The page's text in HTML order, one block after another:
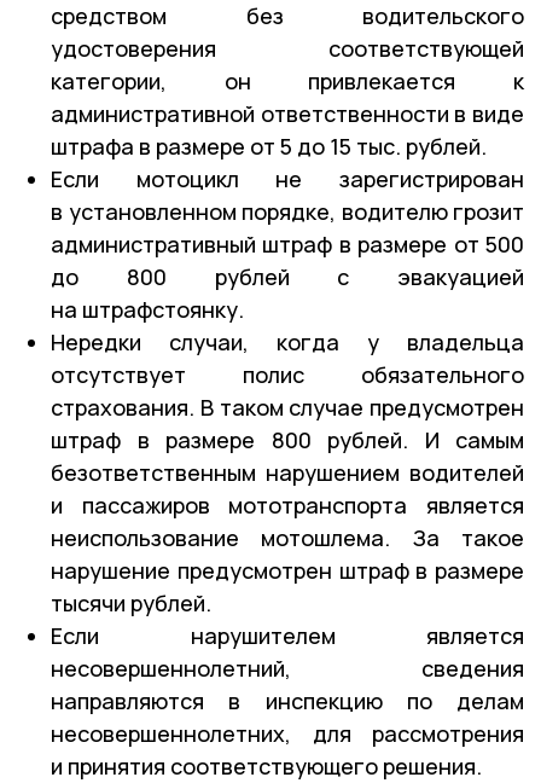
средством без водительского
удостоверения соответствующей
категории, он привлекается к
административной ответственности в виде
штрафа в размере от 5 до 15 тыс. рублей.
Если мотоцикл не зарегистрирован
в установленном порядке, водителю грозит
административный штраф в размере от 500
до 800 рублей с эвакуацией
на штрафстоянку.
Нередки случаи, когда у владельца
отсутствует полис обязательного
страхования. В таком случае предусмотрен
штраф в размере 800 рублей. И самым
безответственным нарушением водителей
и пассажиров мототранспорта является
неиспользование мотошлема. За такое
нарушение предусмотрен штраф в размере
тысячи рублей.
Если нарушителем является
несовершеннолетний, сведения
направляются в инспекцию по делам
несовершеннолетних, для рассмотрения
и принятия соответствующего решения.